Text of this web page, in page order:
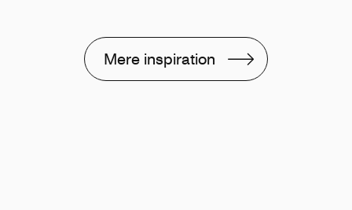
Mere inspiration